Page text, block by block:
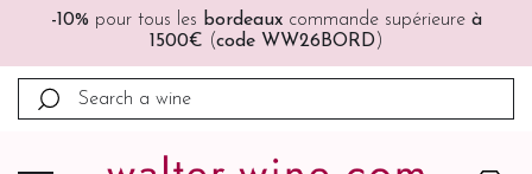
supérieureà
🚚🚚Port offertà partir de 200€
Belgique, Pays-Bas)